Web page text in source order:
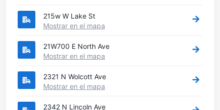
215w W Lake St
Mostrar en el mapa
21W700 E North Ave
Mostrar en el mapa
2321 N Wolcott Ave
Mostrar en el mapa
2342 N Lincoln Ave